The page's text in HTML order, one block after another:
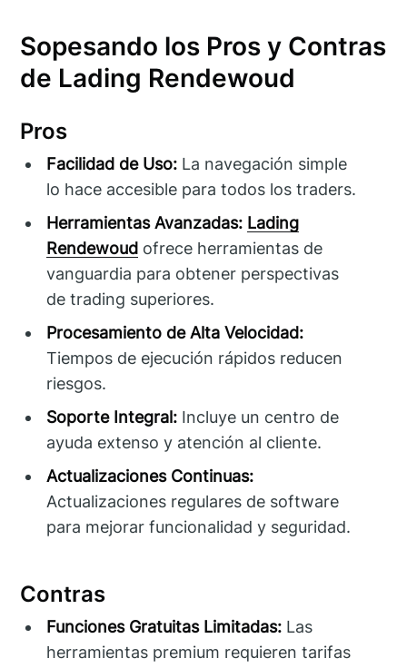
Sopesando los Pros y Contras
de Lading Rendewoud
Pros
Facilidad de Uso: La navegación simple
lo hace accesible para todos los traders.
Herramientas Avanzadas: Lading
Rendewoud ofrece herramientas de
vanguardia para obtener perspectivas
de trading superiores.
Procesamiento de Alta Velocidad:
Tiempos de ejecución rápidos reducen
riesgos.
Soporte Integral: Incluye un centro de
ayuda extenso y atención al cliente.
Actualizaciones Continuas:
Actualizaciones regulares de software
para mejorar funcionalidad y seguridad.
Contras
Funciones Gratuitas Limitadas: Las
herramientas premium requieren tarifas